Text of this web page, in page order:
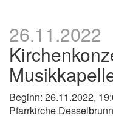
26.11.2022
Beginn: 26.11.2022,
Pfarrkirche Desselbrunn